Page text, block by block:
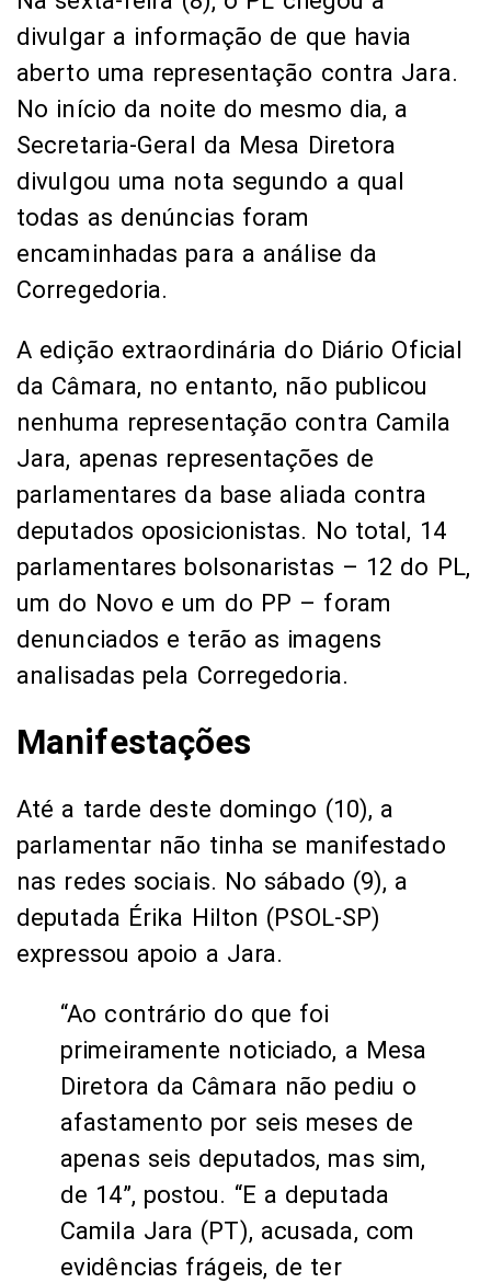
divulgar a informação de que havia
aberto uma representação contra Jara.
No início da noite do mesmo dia, a
Secretaria-Geral da Mesa Diretora
divulgou uma nota segundo a qual
todas as denúncias foram
encaminhadas para a análise da
Corregedoria.
A edição extraordinária do Diário Oficial
da Câmara, no entanto, não publicou
nenhuma representação contra Camila
Jara, apenas representações de
parlamentares da base aliada contra
deputados oposicionistas. No total, 14
parlamentares bolsonaristas – 12 do PL,
um do Novo e um do PP – foram
denunciados e terão as imagens
analisadas pela Corregedoria.
Manifestações
Até a tarde deste domingo (10), a
parlamentar não tinha se manifestado
nas redes sociais. No sábado (9), a
deputada Érika Hilton (PSOL-SP)
expressou apoio a Jara.
“Ao contrário do que foi
primeiramente noticiado, a Mesa
Diretora da Câmara não pediu o
afastamento por seis meses de
apenas seis deputados, mas sim,
de 14”, postou. “E a deputada
Camila Jara (PT), acusada, com
evidências frágeis, de ter